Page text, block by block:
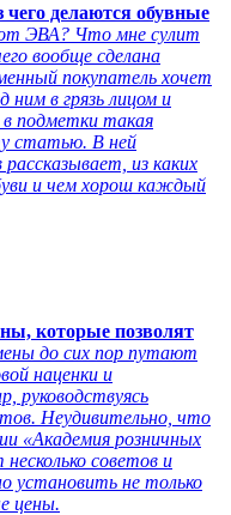
чего делаются обувные
ЭВА? Что мне сулит
вообще сделана
покупатель хочет
ним в грязь лицом и
в подметки такая
статью. В ней
из каких
и чем хорош каждый
которые позволят
до сих пор путают
наценки и
руководствуясь
Неудивительно, что
«Академия розничных
советов и
установить не только
цены.